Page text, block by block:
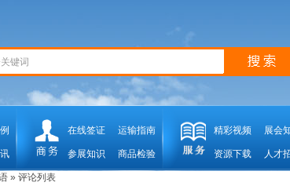
在线签证 运输指南
参展知识 商品检验
精彩视频 展会
资源下载 人才
» 评论列表